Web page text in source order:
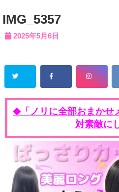
IMG_5357
2025年5月6日
◆
「ノリに全部おまか
対素敵に